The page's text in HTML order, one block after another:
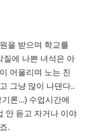
을 받으며 학교를
질에 나쁜 녀석은 아
어울리며 노는 친
그냥 많이 나댄다..
론...) 수업시간에
안 듣고 자거나 이야
.